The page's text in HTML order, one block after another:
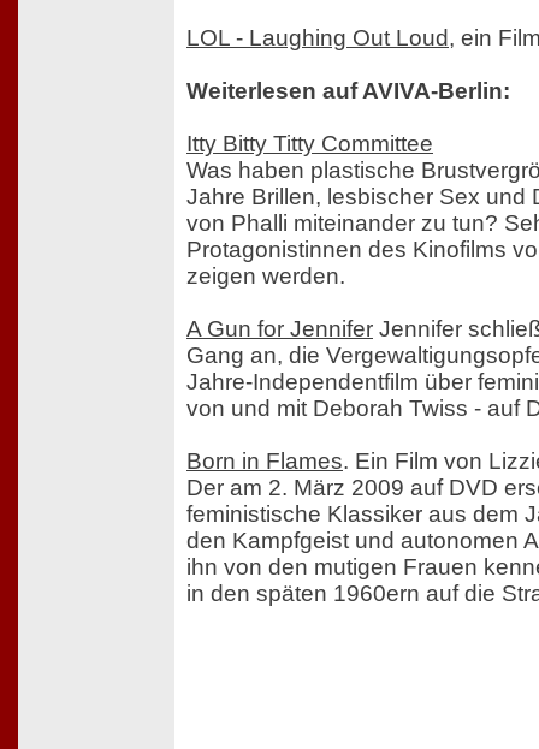
LOL - Laughing Out Loud, ein
Weiterlesen auf AVIVA-Berlin:
Itty Bitty Titty Committee
Was haben plastische
Jahre Brillen, lesbischer Sex und
von Phalli miteinander zu tun?
Protagonistinnen des Kinofilms
zeigen werden.
A Gun for Jennifer Jennifer
Gang an, die
Jahre-Independentfilm über
von und mit Deborah Twiss - auf
Born in Flames. Ein Film von
Der am 2. März 2009 auf DVD
feministische Klassiker aus dem
den Kampfgeist und autonomen
ihn von den mutigen Frauen
in den späten 1960ern auf die